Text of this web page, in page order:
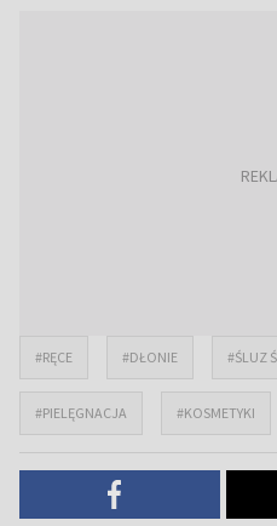
#RĘCE #DŁONIE #ŚLUZ
#PIELĘGNACJA #KOSMETYKI